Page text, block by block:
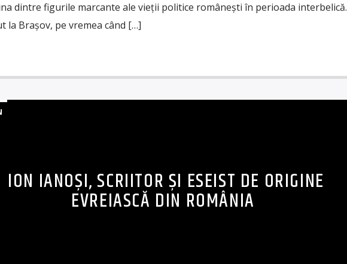
dintre figurile marcante ale vieții politice românești în perioada interbelică.
la Brașov, pe vremea când […]
ION IANOȘI, SCRIITOR ȘI ESEIST DE ORIGINE
EVREIASCĂ DIN ROMÂNIA